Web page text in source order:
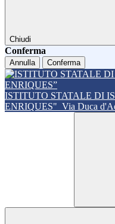
Chiudi
Conferma
Annulla Conferma
ISTITUTO STATALE DI
ENRIQUES" Via Duca